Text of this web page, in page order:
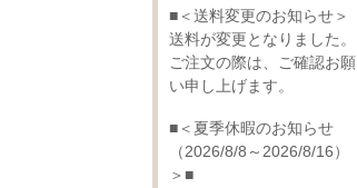
■＜送料変更のお知らせ＞
送料が変更となりました。
ご注文の際は、ご確認お願
い申し上げます。
■＜夏季休暇のお知らせ
（2026/8/8～2026/8/16）
＞■